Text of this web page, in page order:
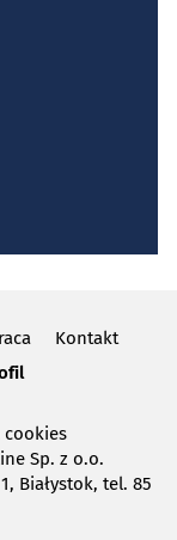
Kontakt
cookies
Sp. z o.o.
Białystok, tel. 85